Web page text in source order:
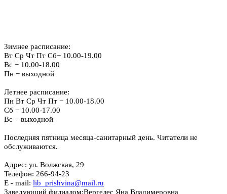
Зимнее расписание:
Вт Ср Чт Пт Сб− 10.00-19.00
Вс − 10.00-18.00
Пн − выходной
Летнее расписание:
Пн Вт Ср Чт Пт − 10.00-18.00
Сб − 10.00-17.00
Вс − выходной
Последняя пятница месяца-санитарный день. Читатели не
обслуживаются.
Адрес: ул. Волжская, 29
Телефон: 266-94-23
E - mail: lib_prishvina@mail.ru
Заведующий филиалом:Вергелес Яна Владимеровна